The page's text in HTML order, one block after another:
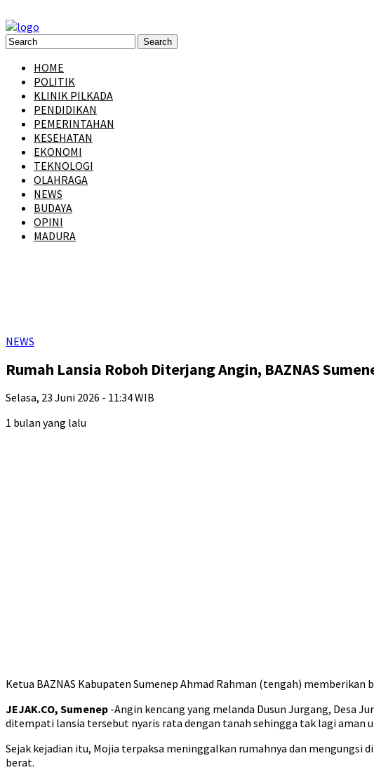
HOME
POLITIK
KLINIK PILKADA
PENDIDIKAN
PEMERINTAHAN
KESEHATAN
EKONOMI
TEKNOLOGI
OLAHRAGA
NEWS
BUDAYA
OPINI
MADURA
NEWS
Rumah Lansia Roboh Diterjang Angin, BAZNAS
Selasa, 23 Juni 2026 - 11:34 WIB
1 bulan yang lalu
Ketua BAZNAS Kabupaten Sumenep Ahmad Rahman (tengah) memberikan
JEJAK.CO, Sumenep -Angin kencang yang melanda Dusun Jurgang, Desa
ditempati lansia tersebut nyaris rata dengan tanah sehingga tak lagi aman
Sejak kejadian itu, Mojia terpaksa meninggalkan rumahnya dan
berat.